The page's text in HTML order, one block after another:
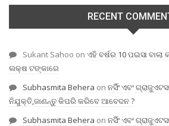
RECENT
Sukant Sahoo on ଏହି ବର୍ଷର 10 ପଇସା
ଲକ୍ଷ ଟଙ୍କାରେ
Subhasmita Behera on ନର୍ସିଂ ଏବଂ
ନିଯୁକ୍ତି,ଜାଣନ୍ତୁ କିପରି କରିବେ ଆବେଦନ ?
Subhasmita Behera on ନର୍ସିଂ ଏବଂ